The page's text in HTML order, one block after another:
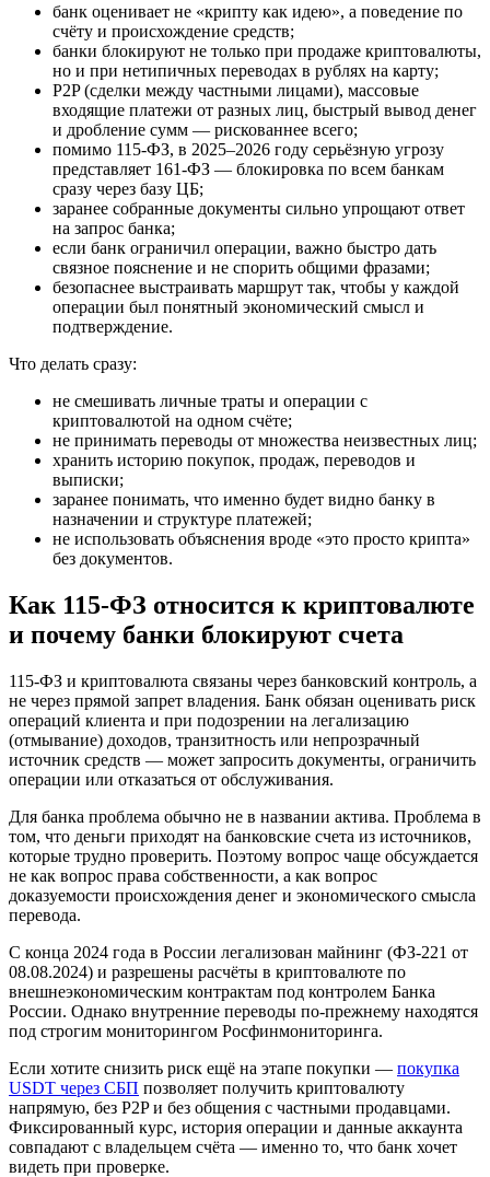
банк оценивает не «крипту как идею», а поведение по
счёту и происхождение средств;
банки блокируют не только при продаже криптовалюты,
но и при нетипичных переводах в рублях на карту;
P2P (сделки между частными лицами), массовые
входящие платежи от разных лиц, быстрый вывод денег
и дробление сумм — рискованнее всего;
помимо 115-ФЗ, в 2025–2026 году серьёзную угрозу
представляет 161-ФЗ — блокировка по всем банкам
сразу через базу ЦБ;
заранее собранные документы сильно упрощают ответ
на запрос банка;
если банк ограничил операции, важно быстро дать
связное пояснение и не спорить общими фразами;
безопаснее выстраивать маршрут так, чтобы у каждой
операции был понятный экономический смысл и
подтверждение.
Что делать сразу:
не смешивать личные траты и операции с
криптовалютой на одном счёте;
не принимать переводы от множества неизвестных лиц;
хранить историю покупок, продаж, переводов и
выписки;
заранее понимать, что именно будет видно банку в
назначении и структуре платежей;
не использовать объяснения вроде «это просто крипта»
без документов.
Как 115-ФЗ относится к криптовалюте
и почему банки блокируют счета
115-ФЗ и криптовалюта связаны через банковский контроль, а
не через прямой запрет владения. Банк обязан оценивать риск
операций клиента и при подозрении на легализацию
(отмывание) доходов, транзитность или непрозрачный
источник средств — может запросить документы, ограничить
операции или отказаться от обслуживания.
Для банка проблема обычно не в названии актива. Проблема в
том, что деньги приходят на банковские счета из источников,
которые трудно проверить. Поэтому вопрос чаще обсуждается
не как вопрос права собственности, а как вопрос
доказуемости происхождения денег и экономического смысла
перевода.
С конца 2024 года в России легализован майнинг (ФЗ-221 от
08.08.2024) и разрешены расчёты в криптовалюте по
внешнеэкономическим контрактам под контролем Банка
России. Однако внутренние переводы по-прежнему находятся
под строгим мониторингом Росфинмониторинга.
Если хотите снизить риск ещё на этапе покупки — покупка
USDT через СБП позволяет получить криптовалюту
напрямую, без P2P и без общения с частными продавцами.
Фиксированный курс, история операции и данные аккаунта
совпадают с владельцем счёта — именно то, что банк хочет
видеть при проверке.